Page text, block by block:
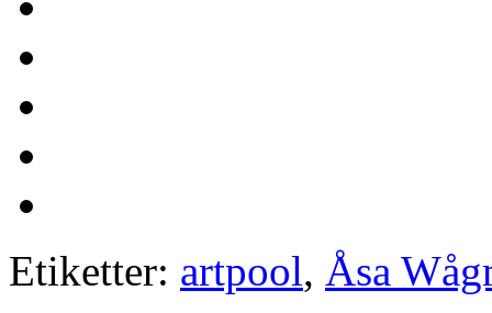
Etiketter: artpool, Åsa